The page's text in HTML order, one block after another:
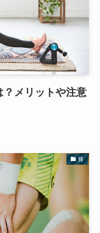
メリットや注意
膝